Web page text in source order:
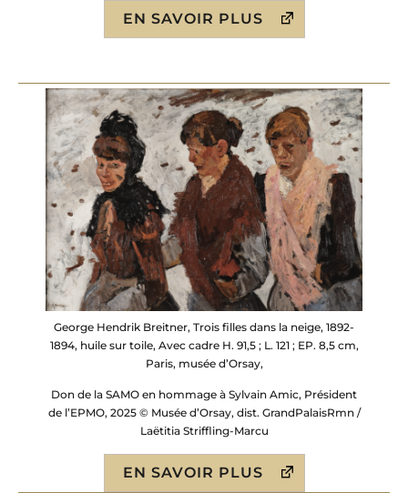
EN SAVOIR PLUS
George Hendrik Breitner, Trois filles dans la neige, 1892-
1894, huile sur toile, Avec cadre H. 91,5 ; L. 121 ; EP. 8,5 cm,
Paris, musée d’Orsay,
Don de la SAMO en hommage à Sylvain Amic, Président
de l’EPMO, 2025 © Musée d’Orsay, dist. GrandPalaisRmn /
Laëtitia Striffling-Marcu
EN SAVOIR PLUS